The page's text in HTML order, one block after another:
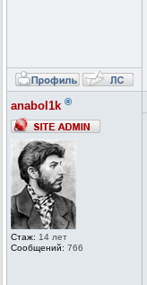
anabol1k ®
Стаж: 14 лет
Сообщений: 766